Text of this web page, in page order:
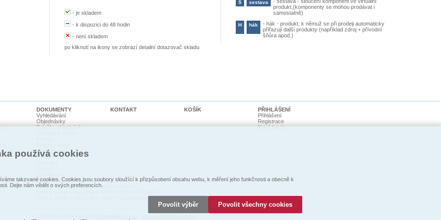
-je skladem
- k dispozici do 48 hodin
-není skladem
po kliknutí na ikony se zobrazí detailní dotazovač skladu
S sestava
produkt,(komponenty se mohou prodávat i
samostatně)
H hák - hák - produkt, k němuž se při prodeji automaticky
přiřazují další produkty (například zdroj + přívodní
šňůra apod.)
psi
DOKUMENTY
Vyhledávání
Objednávky
Položky objednávky
Pohledávky
Dodací listy
Prohlášení o shodě
Zpětný odběr vysloužilých elektrozaŕízení
Zpětný odběr vysloužilých baterií / akumulátorů
KONTAKT KOŠÍK
PŘIHLÁŠENÍ
Přihlášení
Registrace
Nové heslo
používá cookies
takzvané cookies. Cookies jsou soubory sloužící k přizpůsobení obsahu webu, k měření jeho funkčnosti a obecně k
Dejte nám vědět o svých preferencích.
Povolit výběr Povolit všechny cookies